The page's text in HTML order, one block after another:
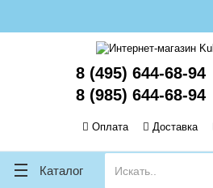
8 (495) 644-68-94
8 (985) 644-68-94
Оплата Доставка
Каталог